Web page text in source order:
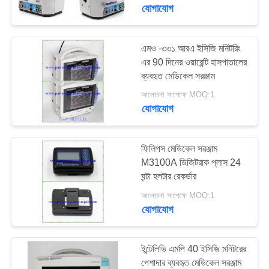
গুণমান
আমাদের
যোগাযোগ
করুন
NEWS
রোগীর মনিটর মেরামত অংশ
637
রোগীর মনিটর মডিউল
যোগাযোগ
এমও -৩৩১ আরএ ইসিজি মনিটরিং
এর 90 দিনের ওয়ারেন্টি হাসপাতালের
ব্যবহৃত মেডিকেল সরঞ্জাম
আলোচনা সাপেক্ষে MOQ:1
যোগাযোগ
ফিলিপস মেডিকেল সরঞ্জাম
M3100A ডিজিটরাক প্লাস 24
ঘন্টা হলটার রেকর্ডার
আলোচনা সাপেক্ষে MOQ:1
যোগাযোগ
ইন্টেলিভি এমপি 40 ইসিজি মনিটরের
পেশাদার ব্যবহৃত মেডিকেল সরঞ্জাম